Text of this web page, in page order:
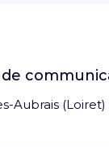
Aubrais(Loiret)